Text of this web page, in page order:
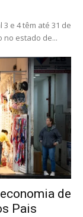
e 4 têm até 31 de
no estado de...
de
Pais